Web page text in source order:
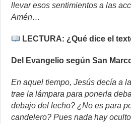
llevar esos sentimientos a las
Amén…
LECTURA: ¿Qué dice el
Del Evangelio según San
En aquel tiempo, Jesús decía a
trae la lámpara para ponerla
debajo del lecho? ¿No es para
candelero? Pues nada hay